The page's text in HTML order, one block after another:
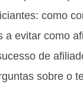
como
a evitar como
de
sobre o